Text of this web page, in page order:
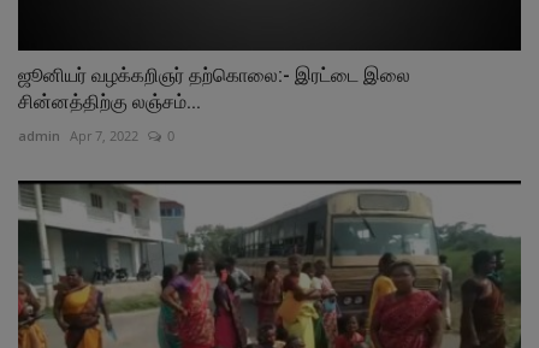
ஜூனியர் வழக்கறிஞர் தற்கொலை:- இரட்டை இலை
சின்னத்திற்கு லஞ்சம்...
admin Apr 7, 2022 0